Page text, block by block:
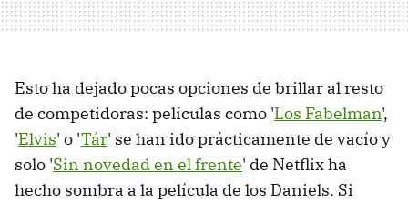
Esto ha dejado pocas opciones de brillar al resto
de competidoras: películas como 'Los Fabelman',
'Elvis' o 'Tár' se han ido prácticamente de vacío y
solo 'Sin novedad en el frente' de Netflix ha
hecho sombra a la película de los Daniels. Si